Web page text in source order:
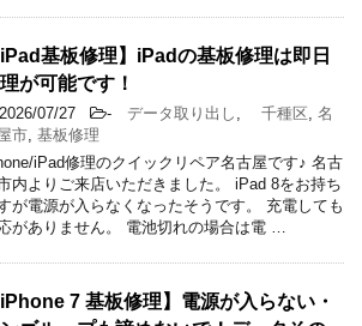
iPad基板修理】iPadの基板修理は即日
が可能です！
2026/07/27 - データ取り出し 千種区 名
市 基板修理
iPad修理のクイックリペア名古屋です♪ 名古
内よりご来店いただきました。 iPad 8をお持ち
が電源が入らなくなったそうです。 充電しても
がありません。 電池切れの場合は電 …
iPhone 7 基板修理】電源が入らない・